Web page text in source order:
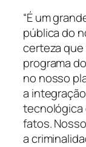
“É um
pública do
certeza que
programa
no nosso
a
tecnológica
fatos.
a